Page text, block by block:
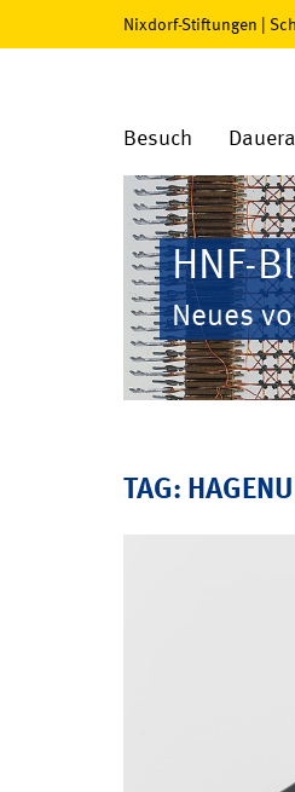
Nixdorf-Stiftungen |
Besuch
HNF-
Neues
TAG: